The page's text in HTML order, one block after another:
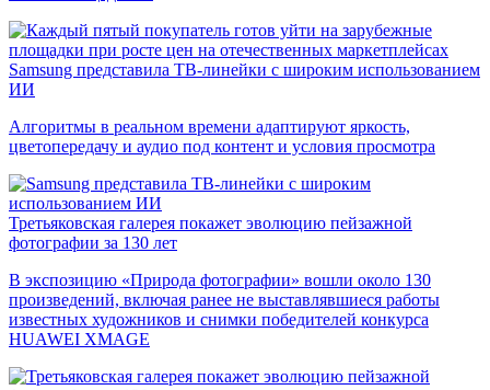
Samsung представила ТВ-линейки с широким использованием
ИИ
Алгоритмы в реальном времени адаптируют яркость,
цветопередачу и аудио под контент и условия просмотра
Третьяковская галерея покажет эволюцию пейзажной
фотографии за 130 лет
В экспозицию «Природа фотографии» вошли около 130
произведений, включая ранее не выставлявшиеся работы
известных художников и снимки победителей конкурса
HUAWEI XMAGE